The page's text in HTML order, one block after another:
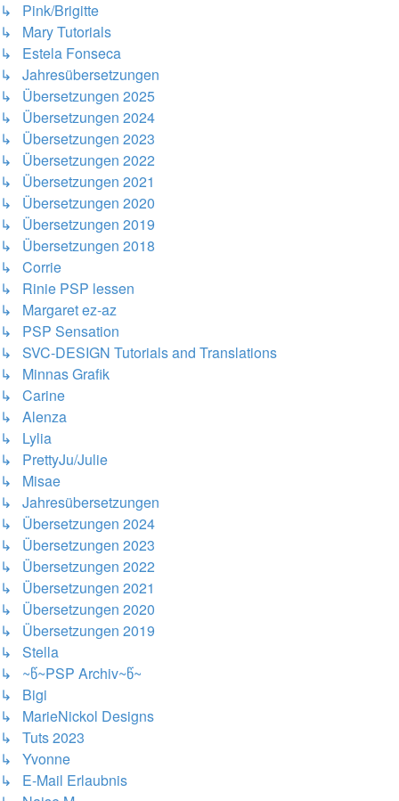
↳ Pink/Brigitte
↳ Mary Tutorials
↳ Estela Fonseca
↳ Jahresübersetzungen
↳ Übersetzungen 2025
↳ Übersetzungen 2024
↳ Übersetzungen 2023
↳ Übersetzungen 2022
↳ Übersetzungen 2021
↳ Übersetzungen 2020
↳ Übersetzungen 2019
↳ Übersetzungen 2018
↳ Corrie
↳ Rinie PSP lessen
↳ Margaret ez-az
↳ PSP Sensation
↳ SVC-DESIGN Tutorials and Translations
↳ Minnas Grafik
↳ Carine
↳ Alenza
↳ Lylia
↳ PrettyJu/Julie
↳ Misae
↳ Jahresübersetzungen
↳ Übersetzungen 2024
↳ Übersetzungen 2023
↳ Übersetzungen 2022
↳ Übersetzungen 2021
↳ Übersetzungen 2020
↳ Übersetzungen 2019
↳ Stella
↳ ~წ~PSP Archiv~წ~
↳ Bigi
↳ MarieNickol Designs
↳ Tuts 2023
↳ Yvonne
↳ E-Mail Erlaubnis